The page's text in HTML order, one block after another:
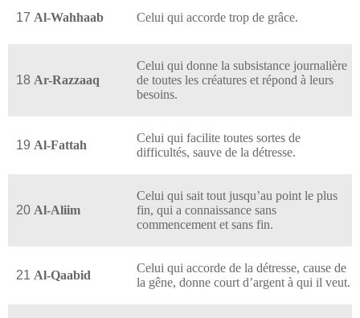
17 Al-Wahhaab Celui qui accorde trop de grâce.
18 Ar-Razzaaq
Celui qui donne la subsistance journalière
de toutes les créatures et répond à leurs
besoins.
19 Al-Fattah
Celui qui facilite toutes sortes de
difficultés, sauve de la détresse.
20 Al-Aliim
Celui qui sait tout jusqu’au point le plus
fin, qui a connaissance sans
commencement et sans fin.
21 Al-Qaabid
Celui qui accorde de la détresse, cause de
la gêne, donne court d’argent à qui il veut.